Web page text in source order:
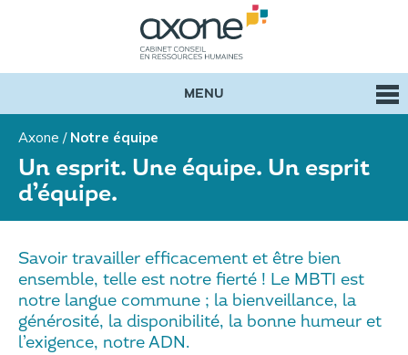
MENU
Axone / Notre équipe
Un esprit. Une équipe. Un esprit
d’équipe.
Savoir travailler efficacement et être bien
ensemble, telle est notre fierté ! Le MBTI est
notre langue commune ; la bienveillance, la
générosité, la disponibilité, la bonne humeur et
l’exigence, notre ADN.